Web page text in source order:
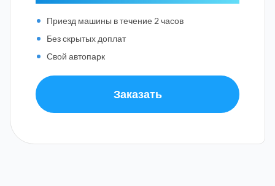
Приезд машины в течение 2 часов
Без скрытых доплат
Свой автопарк
Заказать